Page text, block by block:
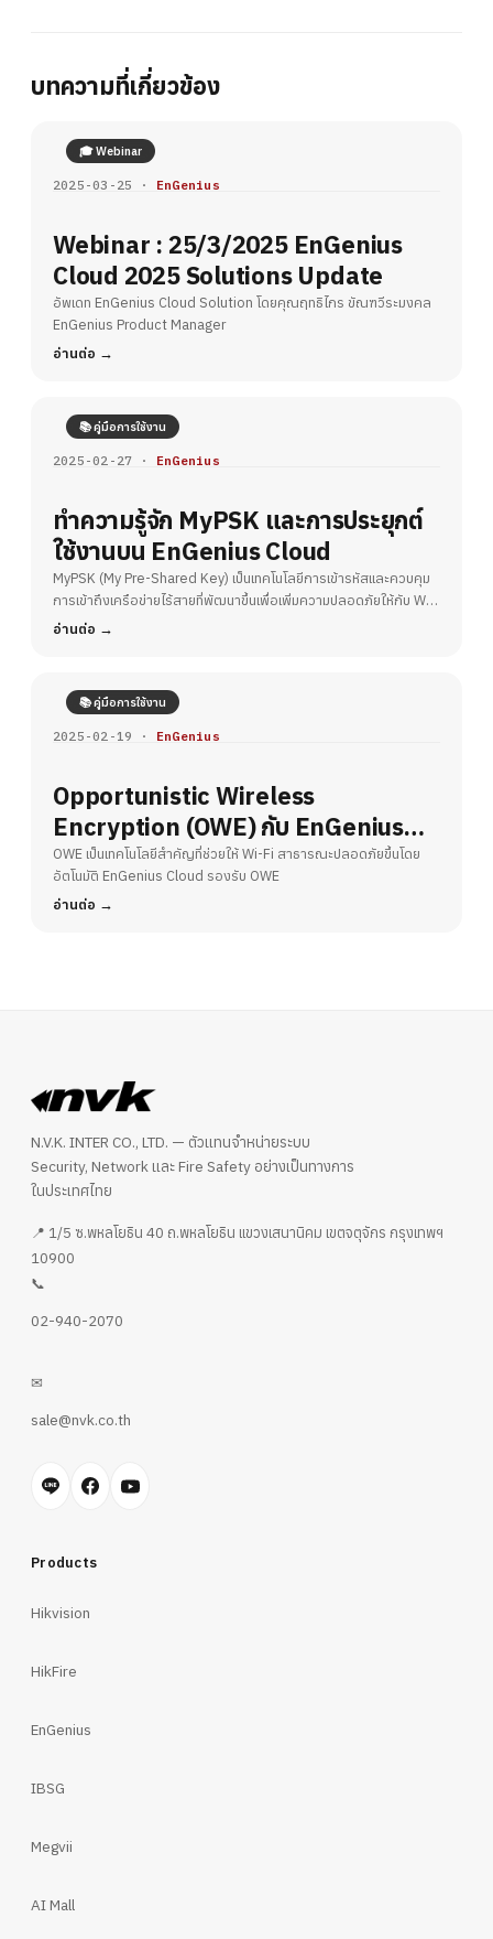
บทความที่เกี่ยวข้อง
🎓 Webinar
2025-03-25 · EnGenius
Webinar : 25/3/2025 EnGenius
Cloud 2025 Solutions Update
อัพเดท EnGenius Cloud Solution โดยคุณฤทธิไกร ขัณฑวีระมงคล
EnGenius Product Manager
อ่านต่อ
📚 คู่มือการใช้งาน
2025-02-27 · EnGenius
ทำความรู้จัก MyPSK และการประยุกต์
ใช้งานบน EnGenius Cloud
MyPSK (My Pre-Shared Key) เป็นเทคโนโลยีการเข้ารหัสและควบคุม
การเข้าถึงเครือข่ายไร้สายที่พัฒนาขึ้นเพื่อเพิ่มความปลอดภัยให้กับ Wi-
Fi
อ่านต่อ
📚 คู่มือการใช้งาน
2025-02-19 · EnGenius
Opportunistic Wireless
Encryption (OWE) กับ EnGenius
Cloud – ยกระดับความปลอดภัย Wi-Fi
สาธารณะ
OWE เป็นเทคโนโลยีสำคัญที่ช่วยให้ Wi-Fi สาธารณะปลอดภัยขึ้นโดย
อัตโนมัติ EnGenius Cloud รองรับ OWE
อ่านต่อ
N.V.K. INTER CO., LTD. — ตัวแทนจำหน่ายระบบ
Security, Network และ Fire Safety อย่างเป็นทางการ
ในประเทศไทย
📍 1/5 ซ.พหลโยธิน 40 ถ.พหลโยธิน แขวงเสนานิคม เขตจตุจักร กรุงเทพฯ
10900
📞
02-940-2070
✉
sale@nvk.co.th
Products
Hikvision
HikFire
EnGenius
IBSG
Megvii
AI Mall